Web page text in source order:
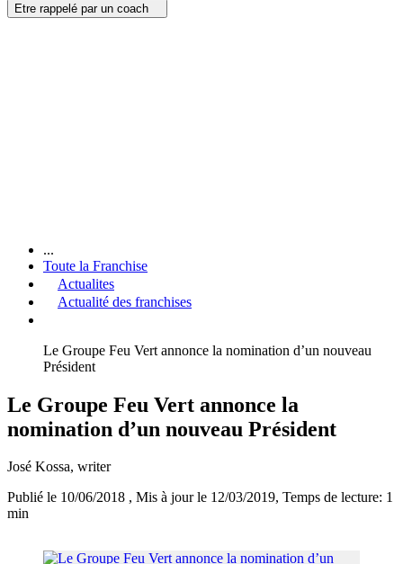
Etre rappelé par un coach
...
Toute la Franchise
Actualites
Actualité des franchises
Le Groupe Feu Vert annonce la nomination d’un nouveau
Président
Le Groupe Feu Vert annonce la
nomination d’un nouveau Président
José Kossa, writer
Publié le 10/06/2018 , Mis à jour le 12/03/2019, Temps de lecture: 1
min